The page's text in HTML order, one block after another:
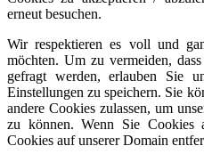
erneut besuchen.
Wir respektieren es voll und
möchten. Um zu vermeiden,
gefragt werden, erlauben Sie
Einstellungen zu speichern. Sie
andere Cookies zulassen, um
zu können. Wenn Sie Cookies
Cookies auf unserer Domain